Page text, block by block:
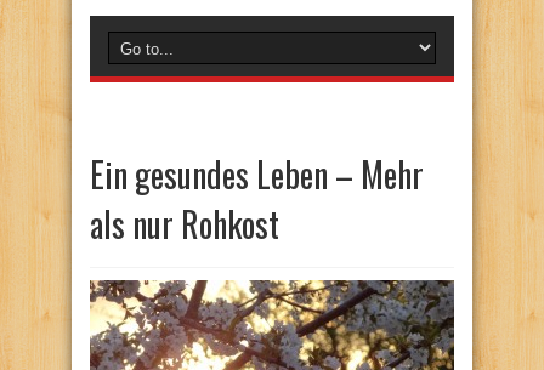
Ein gesundes Leben – Mehr
als nur Rohkost